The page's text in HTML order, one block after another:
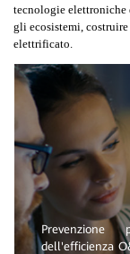
tecnologie elettroniche
gli ecosistemi,
elettrificato.
dell'efficienza